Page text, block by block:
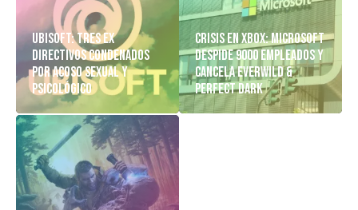
Ubisoft: Tres Ex
Directivos Condenados
Por Acoso Sexual y
Psicológico
Crisis en Xbox: Microsoft
despide 9000 empleados y
cancela Everwild &
Perfect Dark